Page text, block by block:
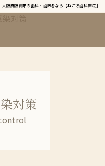
阪府阪南市の歯科・歯医者なら【ねごろ歯科医院】
対策